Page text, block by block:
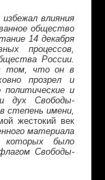
влияния
общество
14 декабря
процессов,
России.
том, что он в
прозрел и
политические и
дух Свободы-
степень имени,
жестокий век
материала
которых было
Свободы-